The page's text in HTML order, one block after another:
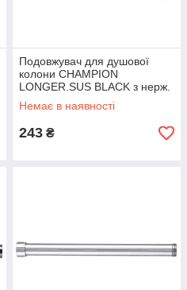
Подовжувач для душової
колони CHAMPION
LONGER.SUS BLACK з нерж.
сталі SUS304 (CH0340)
Немає в наявності
243 ₴